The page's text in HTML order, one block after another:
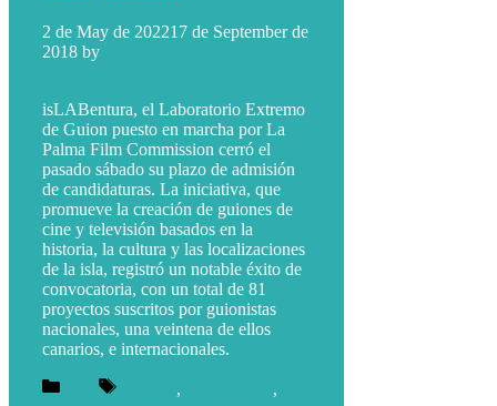
2 de May de 202217 de September de
2018 by
isLABentura, el Laboratorio Extremo
de Guion puesto en marcha por La
Palma Film Commission cerró el
pasado sábado su plazo de admisión
de candidaturas. La iniciativa, que
promueve la creación de guiones de
cine y televisión basados en la
historia, la cultura y las localizaciones
de la isla, registró un notable éxito de
convocatoria, con un total de 81
proyectos suscritos por guionistas
nacionales, una veintena de ellos
canarios, e internacionales.
,
,